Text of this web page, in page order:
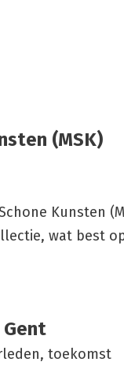
(MSK)
Kunsten
wat best
Gent
toekomst